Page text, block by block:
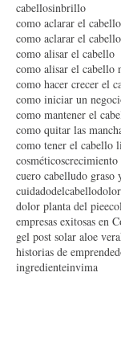
cabello secocabello
cabellosinbrillo
como aclarar el cabello
como aclarar el cabello
como alisar el cabello
como alisar el cabello
como hacer crecer el
como iniciar un
como mantener el
como quitar las
como tener el cabello
cosméticos
cuero cabelludo graso y
cuidadodelcabello
dolor planta del pie
empresas exitosas en
gel post solar aloe vera
historias de